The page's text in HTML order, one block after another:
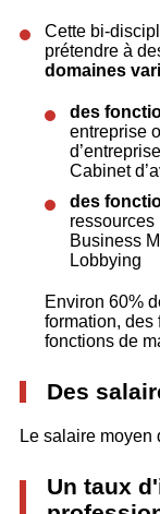
Cette bi-
prétendre à
domaines
des
entreprise
Cabinet
des
ressources
Business
Lobbying
Environ 60%
formation, des
fonctions de
Des
Le salaire moyen
Un taux